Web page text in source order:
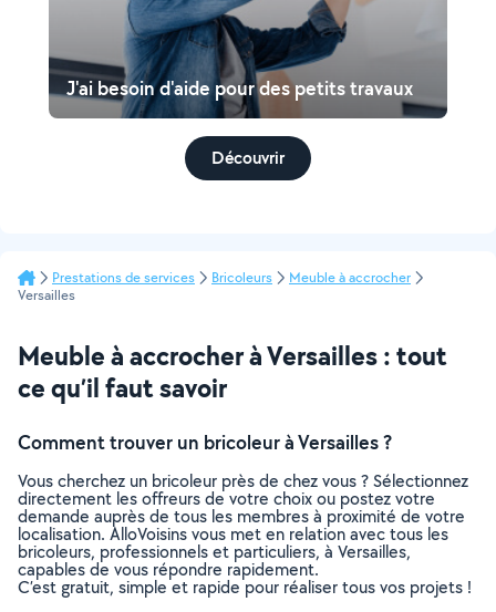
J'ai besoin d'aide pour des petits travaux
Découvrir
Prestations de services Bricoleurs
Meuble à accrocher
Versailles
Meuble à accrocher à Versailles : tout
ce qu’il faut savoir
Comment trouver un bricoleur à Versailles ?
Vous cherchez un bricoleur près de chez vous ? Sélectionnez
directement les offreurs de votre choix ou postez votre
demande auprès de tous les membres à proximité de votre
localisation. AlloVoisins vous met en relation avec tous les
bricoleurs, professionnels et particuliers, à Versailles,
capables de vous répondre rapidement.
C’est gratuit, simple et rapide pour réaliser tous vos projets !